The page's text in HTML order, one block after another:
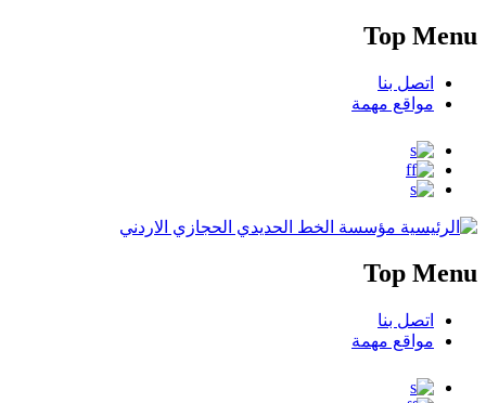
Top Menu
اتصل بنا
مواقع مهمة
مؤسسة الخط الحديدي الحجازي الاردني
Top Menu
اتصل بنا
مواقع مهمة